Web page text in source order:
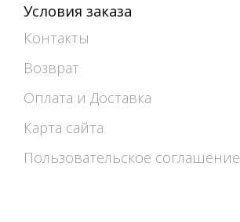
Условия заказа
Контакты
Возврат
Оплата и Доставка
Карта сайта
Пользовательское соглашение